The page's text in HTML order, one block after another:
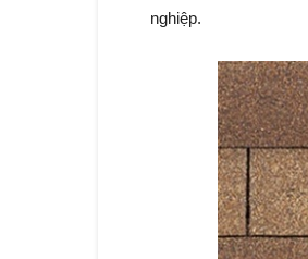
nghiệp.